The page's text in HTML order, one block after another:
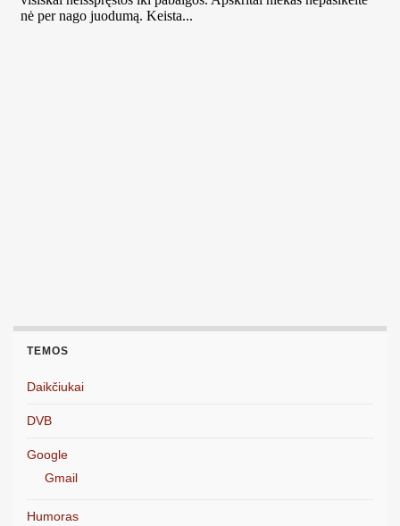
TEMOS
Daikčiukai
DVB
Google
Gmail
Humoras